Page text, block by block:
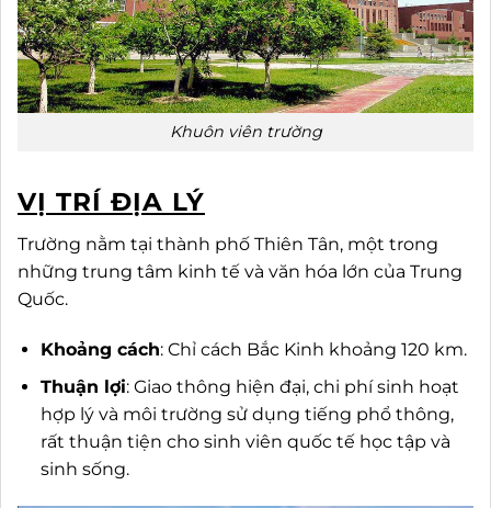
Khuôn viên trường
VỊ TRÍ ĐỊA LÝ
Trường nằm tại thành phố Thiên Tân, một trong
những trung tâm kinh tế và văn hóa lớn của Trung
Quốc.
Khoảng cách: Chỉ cách Bắc Kinh khoảng 120 km.
Thuận lợi: Giao thông hiện đại, chi phí sinh hoạt
hợp lý và môi trường sử dụng tiếng phổ thông,
rất thuận tiện cho sinh viên quốc tế học tập và
sinh sống.